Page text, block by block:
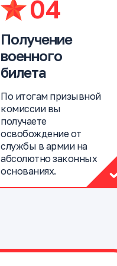
04
Получение
военного
билета
По итогам призывной
комиссии вы
получаете
освобождение от
службы в армии на
абсолютно законных
основаниях.